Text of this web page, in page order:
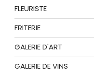
FLEURISTE
FRITERIE
GALERIE D'ART
GALERIE DE VINS